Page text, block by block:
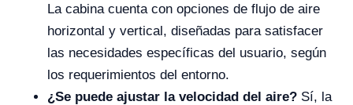
La cabina cuenta con opciones de flujo de aire
horizontal y vertical, diseñadas para satisfacer
las necesidades específicas del usuario, según
los requerimientos del entorno.
¿Se puede ajustar la velocidad del aire? Sí, la